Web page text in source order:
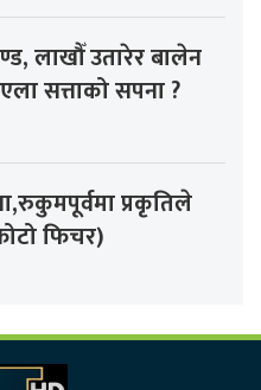
लाखौँ उतारेर बालेन
सत्ताको सपना ?
प्रकृतिले
फिचर)